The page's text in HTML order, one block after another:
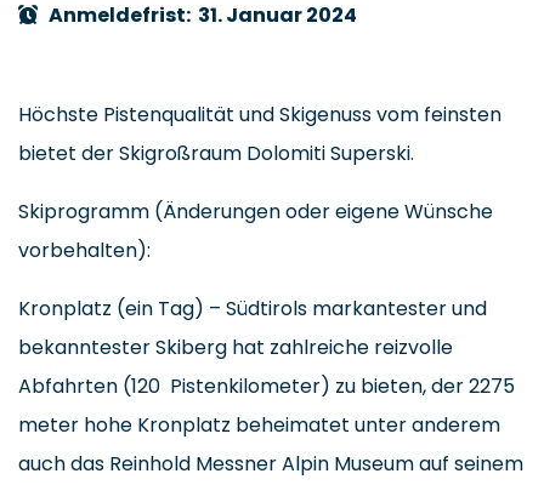
Anmeldefrist: 31. Januar 2024
Höchste Pistenqualität und Skigenuss vom feinsten
bietet der Skigroßraum Dolomiti Superski.
Skiprogramm (Änderungen oder eigene Wünsche
vorbehalten):
Kronplatz (ein Tag) – Südtirols markantester und
bekanntester Skiberg hat zahlreiche reizvolle
Abfahrten (120 Pistenkilometer) zu bieten, der 2275
meter hohe Kronplatz beheimatet unter anderem
auch das Reinhold Messner Alpin Museum auf seinem